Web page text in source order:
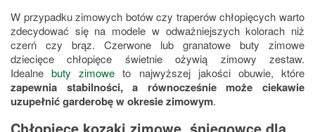
W przypadku zimowych botów czy traperów chłopięcych warto
zdecydować się na modele w odważniejszych kolorach niż
czerń czy brąz. Czerwone lub granatowe buty zimowe
dziecięce chłopięce świetnie ożywią zimowy zestaw.
Idealnebuty zimowe to najwyższej jakości obuwie, które
zapewnia stabilności, a równocześnie może ciekawie
uzupełnić garderobę w okresie zimowym.